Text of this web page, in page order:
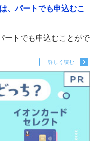
、パートでも申込むこ
ートでも申込むことがで
詳しく読む